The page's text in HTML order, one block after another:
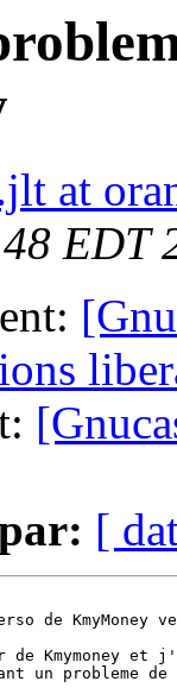
at
EDT
[
de KmyMoney
Kmymoney et
un probleme de